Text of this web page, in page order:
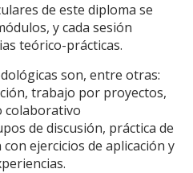
de este diploma se
y cada sesión
teórico-prácticas.
son, entre otras:
trabajo por proyectos,
colaborativo
de discusión, práctica de
ejercicios de aplicación y